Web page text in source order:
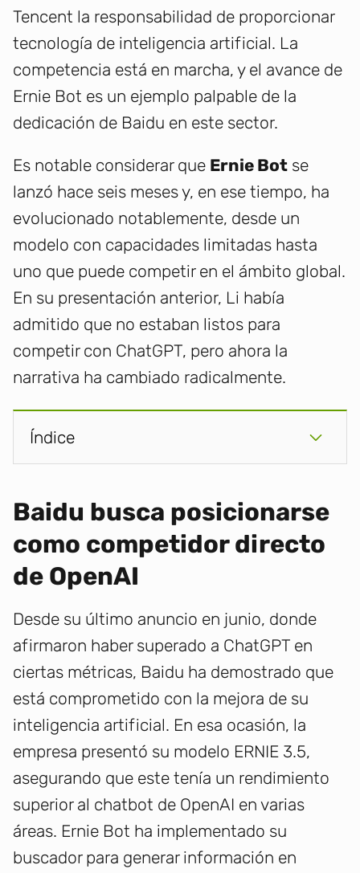
Tencent la responsabilidad de proporcionar
tecnología de inteligencia artificial. La
competencia está en marcha, y el avance de
Ernie Bot es un ejemplo palpable de la
dedicación de Baidu en este sector.
Es notable considerar que Ernie Bot se
lanzó hace seis meses y, en ese tiempo, ha
evolucionado notablemente, desde un
modelo con capacidades limitadas hasta
uno que puede competir en el ámbito global.
En su presentación anterior, Li había
admitido que no estaban listos para
competir con ChatGPT, pero ahora la
narrativa ha cambiado radicalmente.
Índice
Baidu busca posicionarse
como competidor directo
de OpenAI
Desde su último anuncio en junio, donde
afirmaron haber superado a ChatGPT en
ciertas métricas, Baidu ha demostrado que
está comprometido con la mejora de su
inteligencia artificial. En esa ocasión, la
empresa presentó su modelo ERNIE 3.5,
asegurando que este tenía un rendimiento
superior al chatbot de OpenAI en varias
áreas. Ernie Bot ha implementado su
buscador para generar información en